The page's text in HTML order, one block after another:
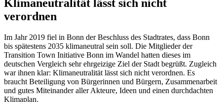
Klimaneutralität lässt sich nicht
verordnen
Im Jahr 2019 fiel in Bonn der Beschluss des Stadtrates, dass Bonn
bis spätestens 2035 klimaneutral sein soll. Die Mitglieder der
Transition Town Initiative Bonn im Wandel hatten dieses im
deutschen Vergleich sehr ehrgeizige Ziel der Stadt begrüßt. Zugleich
war ihnen klar: Klimaneutralität lässt sich nicht verordnen. Es
braucht Beteiligung von Bürgerinnen und Bürgern, Zusammenarbeit
und gutes Miteinander aller Akteure, Ideen und einen durchdachten
Klimaplan.